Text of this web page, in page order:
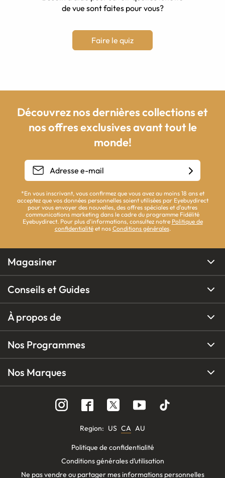
de vue sont faites pour vous?
Faire le quiz
Découvrez nos dernières collections et
nos offres exclusives avant tout le
monde!
*En vous inscrivant, vous confirmez que vous avez au moins 18 ans et
acceptez que vos données personnelles soient utilisées par Eyebuydirect
pour vous envoyer des nouvelles, des offres spéciales et d'autres
communications marketing dans le cadre du programme Fidélité
Eyebuydirect. Pour plus d'informations, consultez notre Politique de
confidentialitéet nos Conditions générales.
Magasiner
Conseils et Guides
À propos de
Nos Programmes
Nos Marques
Region: US CA AU
Politique de confidentialité
Conditions générales d’utilisation
Ne pas vendre ou partager mes informations personnelles